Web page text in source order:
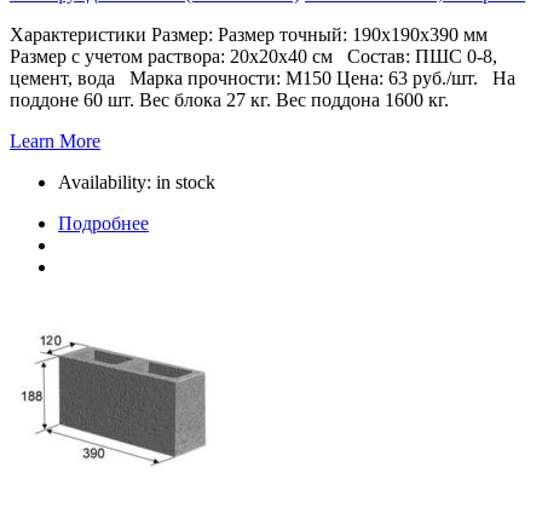
Характеристики Размер: Размер точный: 190х190х390 мм
Размер с учетом раствора: 20х20х40 см Состав: ПШС 0-8,
цемент, вода Марка прочности: М150 Цена: 63 руб./шт. На
поддоне 60 шт. Вес блока 27 кг. Вес поддона 1600 кг.
Learn More
Availability: in stock
Подробнее